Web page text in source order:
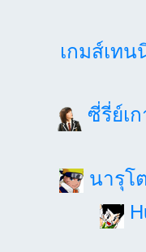
เกมส์เทน
ซี่รี่ย์เ
นารุโ